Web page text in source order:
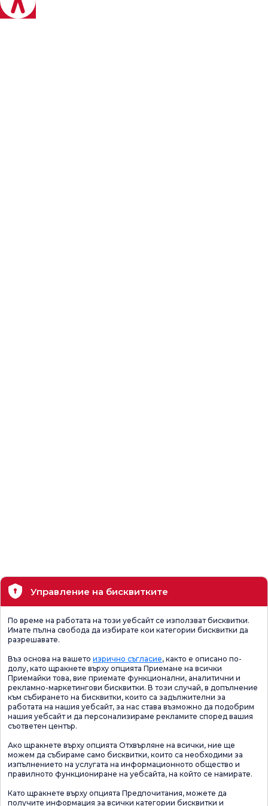
Управление на бисквитките
По време на работата на този уебсайт се използват бисквитки.
Имате пълна свобода да избирате кои категории бисквитки да
разрешавате.
Въз основа на вашето изрично съгласие, както е описано по-
долу, като щракнете върху опцията Приемане на всички
Приемайки това, вие приемате функционални, аналитични и
рекламно-маркетингови бисквитки. В този случай, в допълнение
към събирането на бисквитки, които са задължителни за
работата на нашия уебсайт, за нас става възможно да подобрим
нашия уебсайт и да персонализираме рекламите според вашия
съответен център.
Ако щракнете върху опцията Отхвърляне на всички, ние ще
можем да събираме само бисквитки, които са необходими за
изпълнението на услугата на информационното общество и
правилното функциониране на уебсайта, на който се намирате.
Като щракнете върху опцията Предпочитания, можете да
получите информация за всички категории бисквитки и